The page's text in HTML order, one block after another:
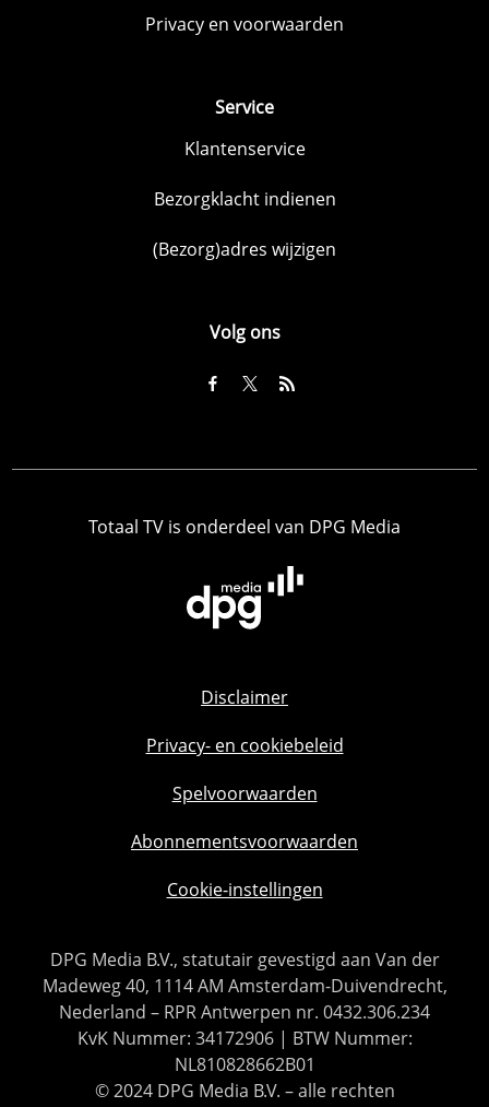
Privacy en voorwaarden
Service
Klantenservice
Bezorgklacht indienen
(Bezorg)adres wijzigen
Volg ons
Totaal TV is onderdeel van DPG Media
Disclaimer
Privacy- en cookiebeleid
Spelvoorwaarden
Abonnementsvoorwaarden
Cookie-instellingen
DPG Media B.V., statutair gevestigd aan Van der
Madeweg 40, 1114 AM Amsterdam-Duivendrecht,
Nederland – RPR Antwerpen nr. 0432.306.234
KvK Nummer: 34172906 | BTW Nummer:
NL810828662B01
© 2024 DPG Media B.V. – alle rechten